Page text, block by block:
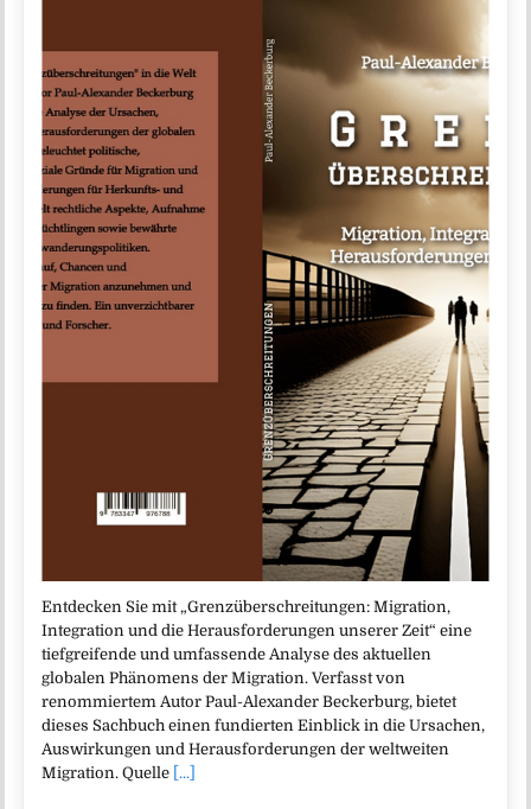
Entdecken Sie mit „Grenzüberschreitungen: Migration,
Integration und die Herausforderungen unserer Zeit“ eine
tiefgreifende und umfassende Analyse des aktuellen
globalen Phänomens der Migration. Verfasst von
renommiertem Autor Paul-Alexander Beckerburg, bietet
dieses Sachbuch einen fundierten Einblick in die Ursachen,
Auswirkungen und Herausforderungen der weltweiten
Migration. Quelle [...]